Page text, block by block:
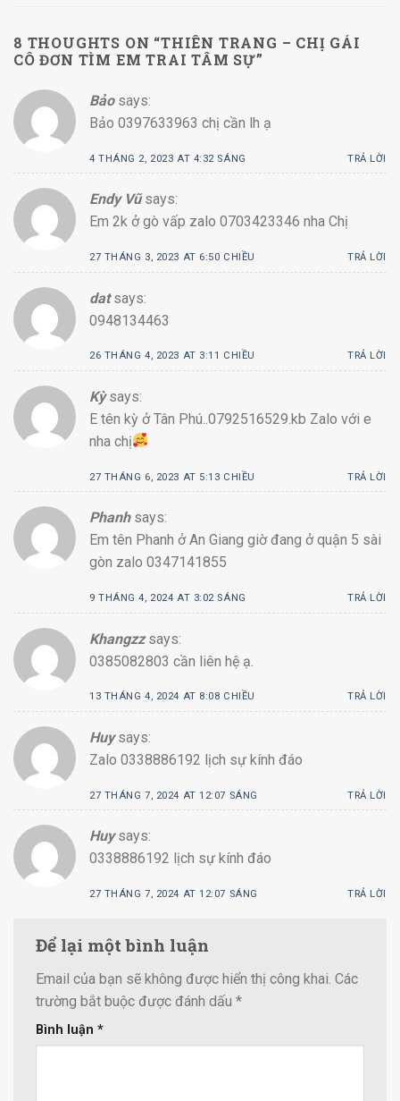
8 THOUGHTS ON “THIÊN TRANG – CHỊ GÁI
CÔ ĐƠN TÌM EM TRAI TÂM SỰ”
Bảo says:
Bảo 0397633963 chị cần lh ạ
4 THÁNG 2, 2023 AT 4:32 SÁNG TRẢ LỜI
Endy Vũ says:
Em 2k ở gò vấp zalo 0703423346 nha Chị
27 THÁNG 3, 2023 AT 6:50 CHIỀU TRẢ LỜI
dat says:
0948134463
26 THÁNG 4, 2023 AT 3:11 CHIỀU TRẢ LỜI
Kỳ says:
E tên kỳ ở Tân Phú..0792516529.kb Zalo với e
nha chị
27 THÁNG 6, 2023 AT 5:13 CHIỀU TRẢ LỜI
Phanh says:
Em tên Phanh ở An Giang giờ đang ở quận 5 sài
gòn zalo 0347141855
9 THÁNG 4, 2024 AT 3:02 SÁNG TRẢ LỜI
Khangzz says:
0385082803 cần liên hệ ạ.
13 THÁNG 4, 2024 AT 8:08 CHIỀU TRẢ LỜI
Huy says:
Zalo 0338886192 lịch sự kính đáo
27 THÁNG 7, 2024 AT 12:07 SÁNG TRẢ LỜI
Huy says:
0338886192 lịch sự kính đáo
27 THÁNG 7, 2024 AT 12:07 SÁNG TRẢ LỜI
Để lại một bình luận
Email của bạn sẽ không được hiển thị công khai. Các
trường bắt buộc được đánh dấu *
Bình luận *